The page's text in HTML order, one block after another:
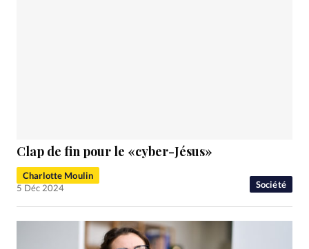
Toute l'actualité
Economie
Liberté religieuse
Mission
Monde People Politique
Religions
Société
Clap de fin pour le «cyber-Jésus»
Charlotte Moulin
5 Déc 2024